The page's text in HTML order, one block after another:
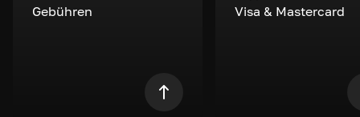
Gebühren
Visa & Mastercard